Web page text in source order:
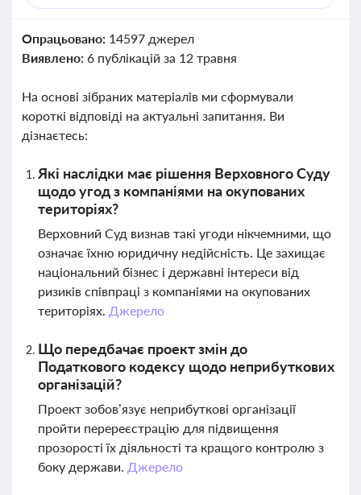
Опрацьовано: 14597 джерел
Виявлено: 6 публікацій за 12 травня
На основі зібраних матеріалів ми сформували
короткі відповіді на актуальні запитання. Ви
дізнаєтесь:
Які наслідки має рішення Верховного Суду
щодо угод з компаніями на окупованих
територіях?
Верховний Суд визнав такі угоди нікчемними, що
означає їхню юридичну недійсність. Це захищає
національний бізнес і державні інтереси від
ризиків співпраці з компаніями на окупованих
територіях. Джерело
Що передбачає проект змін до
Податкового кодексу щодо неприбуткових
організацій?
Проект зобов’язує неприбуткові організації
пройти перереєстрацію для підвищення
прозорості їх діяльності та кращого контролю з
боку держави. Джерело